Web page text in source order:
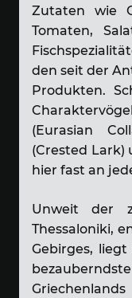
Zutaten wie
Tomaten,
den seit der
Produkten.
(Eurasian
(Crested Lark)
hier fast an
Unweit der
Thessaloniki,
Gebirges,